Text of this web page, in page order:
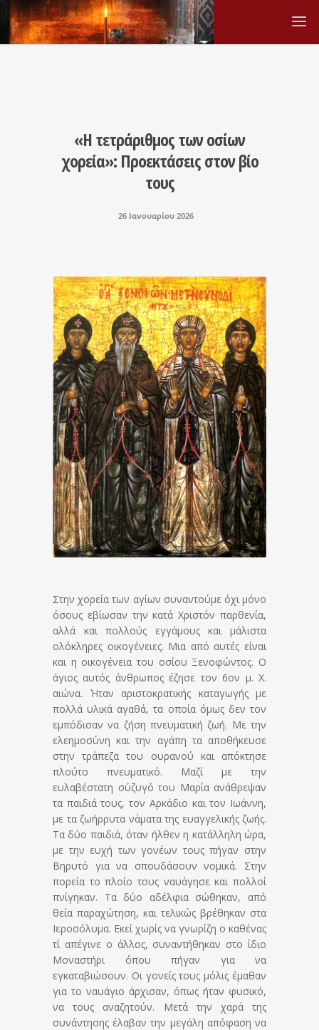
«Η τετράριθμος των οσίων
χορεία»: Προεκτάσεις στον βίο
τους
26 Ιανουαρίου 2026
Στην χορεία των αγίων συναντούμε όχι μόνο
όσους εβίωσαν την κατά Χριστόν παρθενία,
αλλά και πολλούς εγγάμους και μάλιστα
ολόκληρες οικογένειες. Μια από αυτές είναι
και η οικογένεια του οσίου Ξενοφώντος. Ο
άγιος αυτός άνθρωπος έζησε τον 6ον μ. Χ.
αιώνα. Ήταν αριστοκρατικής καταγωγής με
πολλά υλικά αγαθά, τα οποία όμως δεν τον
εμπόδισαν να ζήση πνευματική ζωή. Με την
ελεημοσύνη και την αγάπη τα αποθήκευσε
στην τράπεζα του ουρανού και απόκτησε
πλούτο πνευματικό. Μαζί με την
ευλαβέστατη σύζυγό του Μαρία ανάθρεψαν
τα παιδιά τους, τον Αρκάδιο και τον Ιωάννη,
με τα ζωήρρυτα νάματα της ευαγγελικής ζωής.
Τα δύο παιδιά, όταν ήλθεν η κατάλληλη ώρα,
με την ευχή των γονέων τους πήγαν στην
Βηρυτό για να σπουδάσουν νομικά. Στην
πορεία το πλοίο τους ναυάγησε και πολλοί
πνίγηκαν. Τα δύο αδέλφια σώθηκαν, από
θεία παραχώτηση, και τελικώς βρέθηκαν στα
Ιεροσόλυμα. Εκεί χωρίς να γνωρίζη ο καθένας
τί απέγινε ο άλλος, συναντήθηκαν στο ίδιο
Μοναστήρι όπου πήγαν για να
εγκαταβιώσουν. Οι γονείς τους μόλις έμαθαν
για το ναυάγιο άρχισαν, όπως ήταν φυσικό,
να τους αναζητούν. Μετά την χαρά της
συνάντησης έλαβαν την μεγάλη απόφαση να